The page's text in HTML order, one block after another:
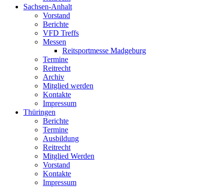
Sachsen-Anhalt
Vorstand
Berichte
VFD Treffs
Messen
Reitsportmesse Madgeburg
Termine
Reitrecht
Archiv
Mitglied werden
Kontakte
Impressum
Thüringen
Berichte
Termine
Ausbildung
Reitrecht
Mitglied Werden
Vorstand
Kontakte
Impressum